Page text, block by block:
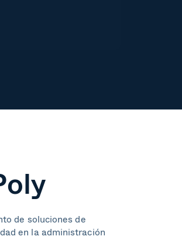
de soluciones de
en la administración